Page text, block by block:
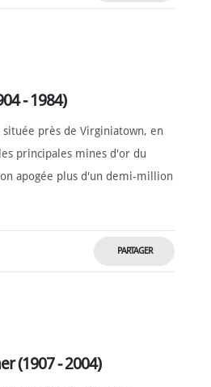
- 1984)
près de Virginiatown, en
principales mines d'or du
apogée plus d'un demi-million
PARTAGER
(1907 - 2004)